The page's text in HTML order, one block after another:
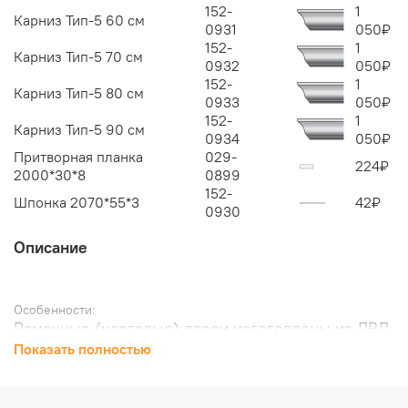
Карниз Тип-5 60 см
152-
0931
1
050₽
Карниз Тип-5 70 см
152-
0932
1
050₽
Карниз Тип-5 80 см
152-
0933
1
050₽
Карниз Тип-5 90 см
152-
0934
1
050₽
Притворная планка
2000*30*8
029-
0899
224₽
Шпонка 2070*55*3
152-
0930
42₽
Описание
Особенности:
Рамочные (царговые) двери изготовлены из ЛВЛ
(англ. Laminated Veneer Lumber, LVL) или
Показать полностью